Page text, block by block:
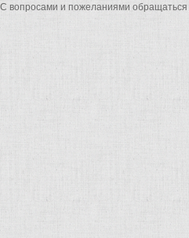
С вопросами и пожеланиями обращаться